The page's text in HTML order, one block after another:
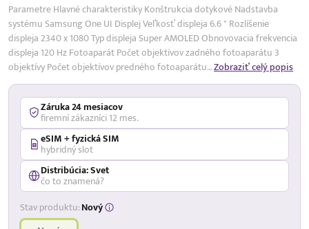
Parametre Hlavné charakteristiky Konštrukcia dotykové Nadstavba
systému Samsung One UI Displej Veľkosť displeja 6.6 " Rozlíšenie
displeja 2340 x 1080 Typ displeja Super AMOLED Obnovovacia frekvencia
displeja 120 Hz Fotoaparát Počet objektívov zadného fotoaparátu 3
objektívy Počet objektívov predného fotoaparátu…Zobraziť celý popis
Záruka 24 mesiacov
firemní zákazníci 12 mes.
eSIM + fyzická SIM
hybridný slot
Distribúcia: Svet
čo to znamená?
Stav produktu:Nový